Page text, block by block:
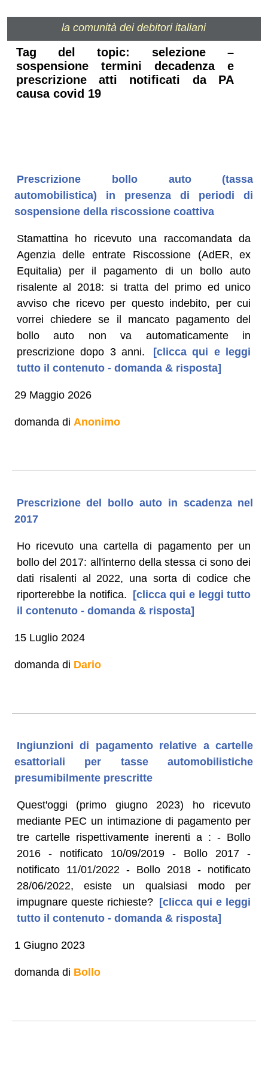
la comunità dei debitori italiani
Tag del topic: selezione –
sospensione termini decadenza e
prescrizione atti notificati da PA
causa covid 19
Prescrizione bollo auto (tassa
automobilistica) in presenza di periodi di
sospensione della riscossione coattiva
Stamattina ho ricevuto una raccomandata da
Agenzia delle entrate Riscossione (AdER, ex
Equitalia) per il pagamento di un bollo auto
risalente al 2018: si tratta del primo ed unico
avviso che ricevo per questo indebito, per cui
vorrei chiedere se il mancato pagamento del
bollo auto non va automaticamente in
prescrizione dopo 3 anni.
[clicca qui e leggi
tutto il contenuto - domanda & risposta]
29 Maggio 2026
domanda di Anonimo
Prescrizione del bollo auto in scadenza nel
2017
Ho ricevuto una cartella di pagamento per un
bollo del 2017: all'interno della stessa ci sono dei
dati risalenti al 2022, una sorta di codice che
riporterebbe la notifica. [clicca qui e leggi tutto
il contenuto - domanda & risposta]
15 Luglio 2024
domanda di Dario
Ingiunzioni di pagamento relative a cartelle
esattoriali per tasse automobilistiche
presumibilmente prescritte
Quest'oggi (primo giugno 2023) ho ricevuto
mediante PEC un intimazione di pagamento per
tre cartelle rispettivamente inerenti a : - Bollo
2016 - notificato 10/09/2019 - Bollo 2017 -
notificato 11/01/2022 - Bollo 2018 - notificato
28/06/2022, esiste un qualsiasi modo per
impugnare queste richieste? [clicca qui e leggi
tutto il contenuto - domanda & risposta]
1 Giugno 2023
domanda di Bollo